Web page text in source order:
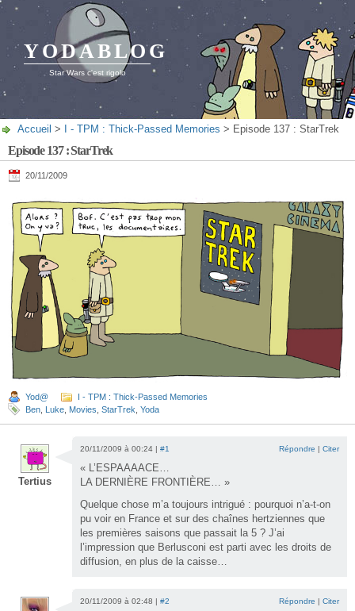
YODABLOG
Star Wars c'est rigolo
Accueil > I - TPM : Thick-Passed Memories > Episode 137 : StarTrek
Episode 137 : StarTrek
20/11/2009
Yod@
I - TPM : Thick-Passed Memories
Ben Luke Movies StarTrek Yoda
Tertius
20/11/2009 à 00:24 | #1 Répondre | Citer
« L’ESPAAAACE…
LA DERNIÈRE FRONTIÈRE… »
Quelque chose m’a toujours intrigué : pourquoi n’a-t-on
pu voir en France et sur des chaînes hertziennes que
les premières saisons que passait la 5 ? J’ai
l’impression que Berlusconi est parti avec les droits de
diffusion, en plus de la caisse…
20/11/2009 à 02:48 | #2 Répondre | Citer